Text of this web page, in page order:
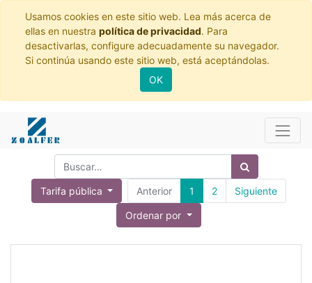
Usamos cookies en este sitio web. Lea más acerca de
ellas en nuestra política de privacidad. Para
desactivarlas, configure adecuadamente su navegador.
Si continúa usando este sitio web, está aceptándolas.
OK
Tarifa pública Anterior 1 2 Siguiente
Ordenar por